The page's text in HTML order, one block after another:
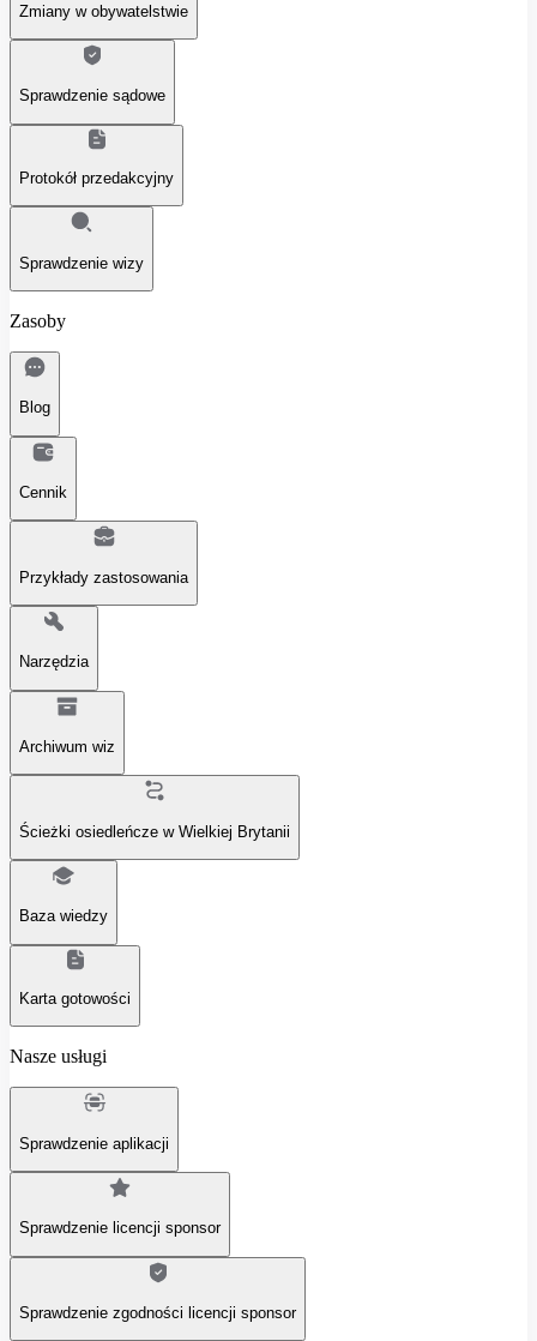
Zmiany w obywatelstwie
Sprawdzenie sądowe
Protokół przedakcyjny
Sprawdzenie wizy
Zasoby
Blog
Cennik
Przykłady zastosowania
Narzędzia
Archiwum wiz
Ścieżki osiedleńcze w Wielkiej Brytanii
Baza wiedzy
Karta gotowości
Nasze usługi
Sprawdzenie aplikacji
Sprawdzenie licencji sponsor
Sprawdzenie zgodności licencji sponsor